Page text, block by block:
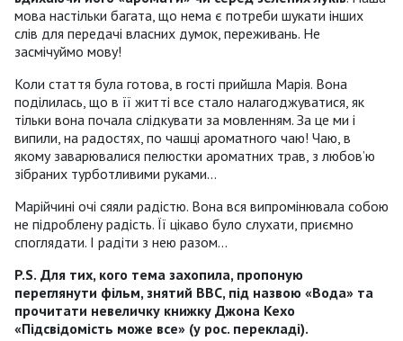
мова настільки багата, що нема є потреби шукати інших
слів для передачі власних думок, переживань. Не
засмічуймо мову!
Коли стаття була готова, в гості прийшла Марія. Вона
поділилась, що в її житті все стало налагоджуватися, як
тільки вона почала слідкувати за мовленням. За це ми і
випили, на радостях, по чашці ароматного чаю! Чаю, в
якому заварювалися пелюстки ароматних трав, з любов’ю
зібраних турботливими руками...
Марійчині очі сяяли радістю. Вона вся випромінювала собою
не підроблену радість. Її цікаво було слухати, приємно
споглядати. І радіти з нею разом...
P.S. Для тих, кого тема захопила, пропоную
переглянути фільм, знятий BBC, під назвою «Вода» та
прочитати невеличку книжку Джона Кехо
«Підсвідомість може все» (у рос. перекладі).